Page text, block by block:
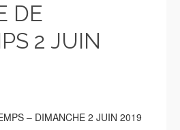
DE
2 JUIN
– DIMANCHE 2 JUIN 2019